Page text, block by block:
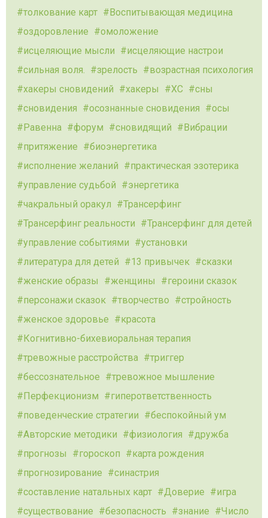
толкование карт
Воспитывающая медицина
оздоровление
омоложение
исцеляющие мысли
исцеляющие настрои
сильная воля.
зрелость
возрастная психология
хакеры сновидений
хакеры ХС
сны
сновидения
осознанные сновидения
осы
Равенна
форум сновидящий
Вибрации
притяжение
биоэнергетика
исполнение желаний
практическая эзотерика
управление судьбой
энергетика
чакральный оракул
Трансерфинг
Трансерфинг реальности
Трансерфинг для детей
управление событиями
установки
литература для детей
13 привычек
сказки
женские образы
женщины
героини сказок
персонажи сказок
творчество
стройность
женское здоровье
красота
Когнитивно-бихевиоральная терапия
тревожные расстройства
триггер
бессознательное
тревожное мышление
Перфекционизм
гиперответственность
поведенческие стратегии
беспокойный ум
Авторские методики
физиология
дружба
прогнозы
гороскоп
карта рождения
прогнозирование
синастрия
составление натальных карт
Доверие
игра
существование
безопасность знание
Число